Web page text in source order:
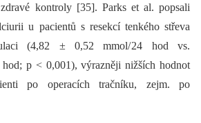
kontroly [35]. Parks et al. popsali
u pacientů s resekcí tenkého střeva
(4,82 ± 0,52 mmol/ 24 hod vs.
p < 0,001), výrazněji nižších hodnot
po operacích tračníku, zejm. po